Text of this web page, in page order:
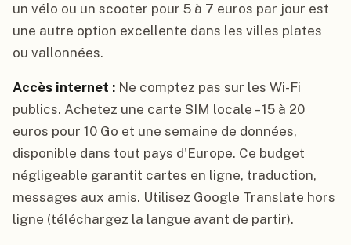
un vélo ou un scooter pour 5 à 7 euros par jour est
une autre option excellente dans les villes plates
ou vallonnées.
Accès internet : Ne comptez pas sur les Wi-Fi
publics. Achetez une carte SIM locale – 15 à 20
euros pour 10 Go et une semaine de données,
disponible dans tout pays d'Europe. Ce budget
négligeable garantit cartes en ligne, traduction,
messages aux amis. Utilisez Google Translate hors
ligne (téléchargez la langue avant de partir).